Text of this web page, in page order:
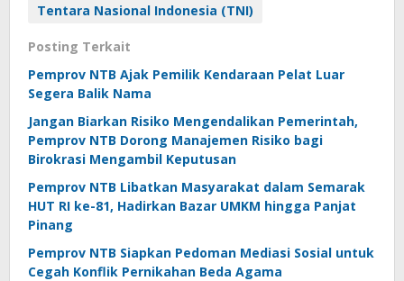
Tentara Nasional Indonesia (TNI)
Posting Terkait
Pemprov NTB Ajak Pemilik Kendaraan Pelat Luar
Segera Balik Nama
Jangan Biarkan Risiko Mengendalikan Pemerintah,
Pemprov NTB Dorong Manajemen Risiko bagi
Birokrasi Mengambil Keputusan
Pemprov NTB Libatkan Masyarakat dalam Semarak
HUT RI ke-81, Hadirkan Bazar UMKM hingga Panjat
Pinang
Pemprov NTB Siapkan Pedoman Mediasi Sosial untuk
Cegah Konflik Pernikahan Beda Agama